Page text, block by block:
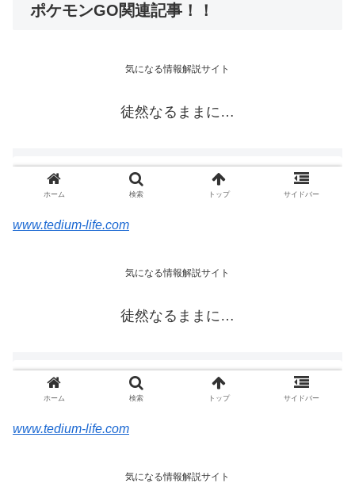
ポケモンGO関連記事！！
www.tedium-life.com
www.tedium-life.com